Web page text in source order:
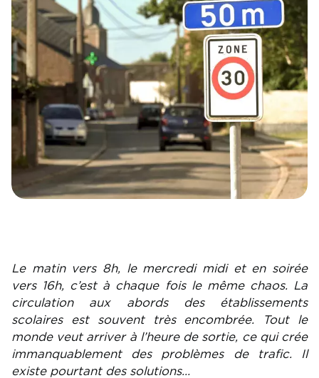
Le matin vers 8h, le mercredi midi et en soirée
vers 16h, c’est à chaque fois le même chaos. La
circulation aux abords des établissements
scolaires est souvent très encombrée. Tout le
monde veut arriver à l’heure de sortie, ce qui crée
immanquablement des problèmes de trafic. Il
existe pourtant des solutions…